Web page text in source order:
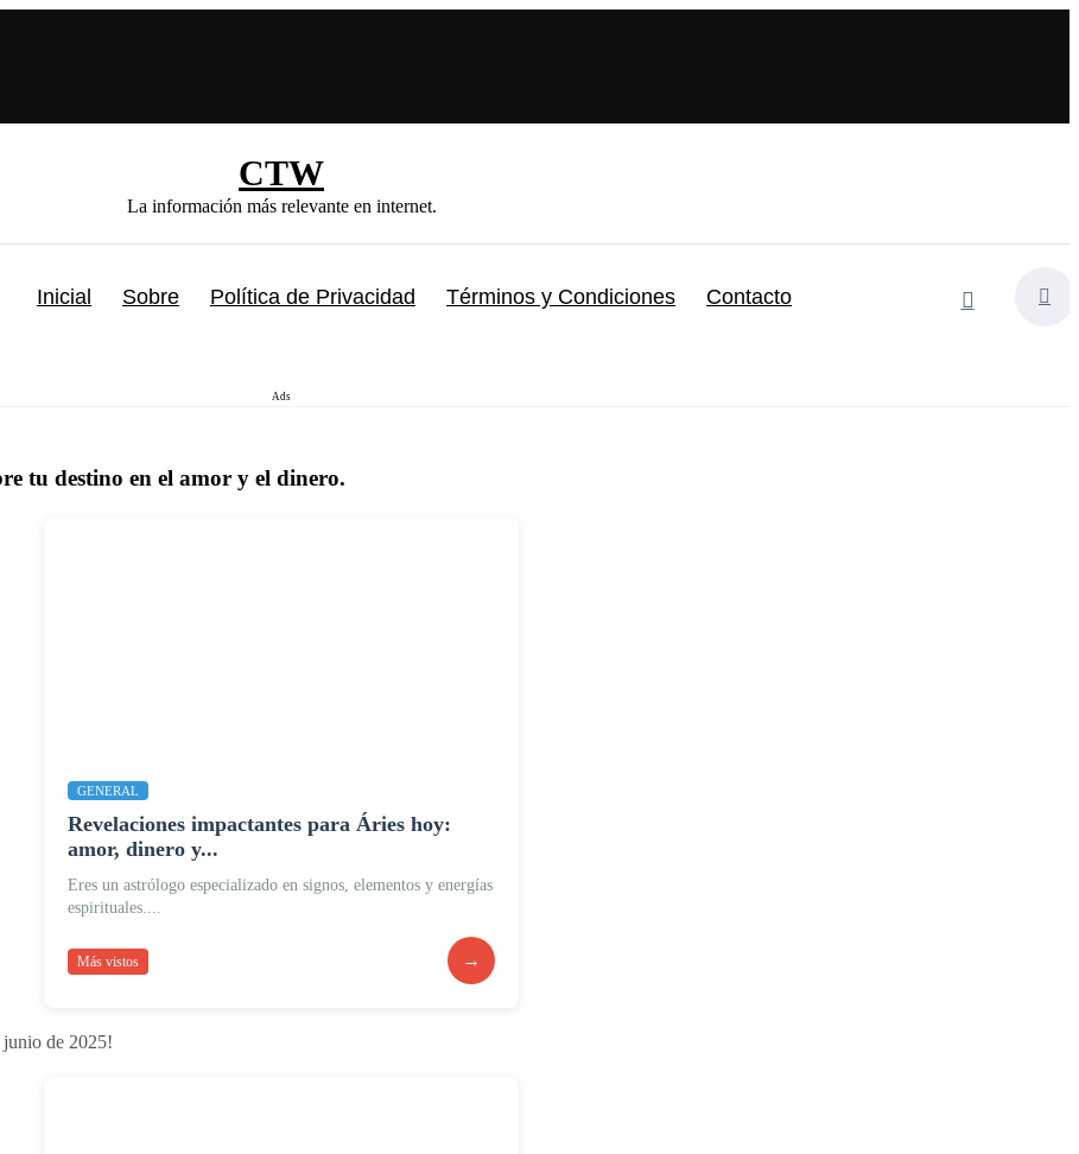
CTW
La información más relevante en internet.
Inicial Sobre Política de Privacidad Términos y Condiciones Contacto
Ads
tu destino en el amor y el dinero.
GENERAL
Revelaciones impactantes para Áries hoy:
amor, dinero y...
Eres un astrólogo especializado en signos, elementos y energías
espirituales....
Más vistos →
junio de 2025!